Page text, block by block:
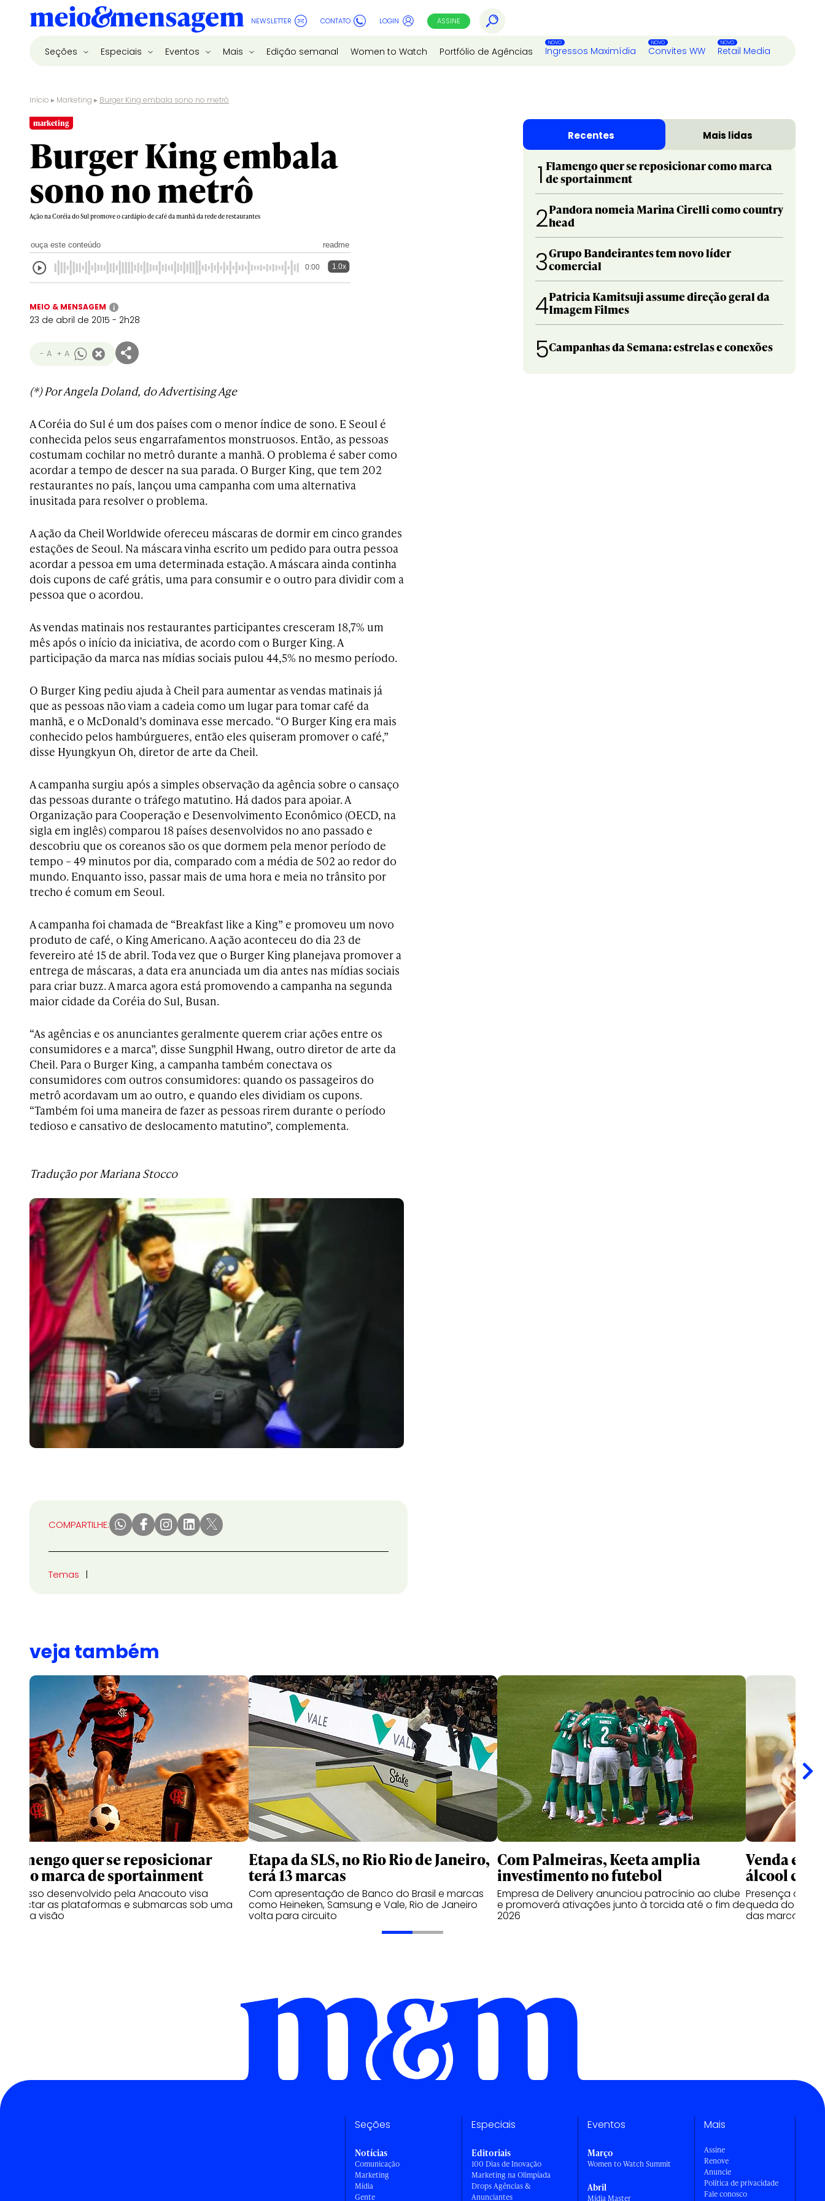
NEWSLETTER CONTATO LOGIN ASSINE
Seções Especiais Eventos Mais Edição semanal Women to Watch Portfólio de Agências Ingressos Maximídia Convites WW Retail Media
Início ▸ Marketing ▸ Burger King embala sono no metrô
marketing
Burger King embala
sono no metrô
Ação na Coréia do Sul promove o cardápio de café da manhã da rede de restaurantes
ouça este conteúdo readme
0:00 1.0x
MEIO & MENSAGEM i
23 de abril de 2015 - 2h28
- A + A
(*) Por Angela Doland, do Advertising Age
A Coréia do Sul é um dos países com o menor índice de sono. E Seoul é
conhecida pelos seus engarrafamentos monstruosos. Então, as pessoas
costumam cochilar no metrô durante a manhã. O problema é saber como
acordar a tempo de descer na sua parada. O Burger King, que tem 202
restaurantes no país, lançou uma campanha com uma alternativa
inusitada para resolver o problema.
A ação da Cheil Worldwide ofereceu máscaras de dormir em cinco grandes
estações de Seoul. Na máscara vinha escrito um pedido para outra pessoa
acordar a pessoa em uma determinada estação. A máscara ainda continha
dois cupons de café grátis, uma para consumir e o outro para dividir com a
pessoa que o acordou.
As vendas matinais nos restaurantes participantes cresceram 18,7% um
mês após o início da iniciativa, de acordo com o Burger King. A
participação da marca nas mídias sociais pulou 44,5% no mesmo período.
O Burger King pediu ajuda à Cheil para aumentar as vendas matinais já
que as pessoas não viam a cadeia como um lugar para tomar café da
manhã, e o McDonald’s dominava esse mercado. “O Burger King era mais
conhecido pelos hambúrgueres, então eles quiseram promover o café,”
disse Hyungkyun Oh, diretor de arte da Cheil.
A campanha surgiu após a simples observação da agência sobre o cansaço
das pessoas durante o tráfego matutino. Há dados para apoiar. A
Organização para Cooperação e Desenvolvimento Econômico (OECD, na
sigla em inglês) comparou 18 países desenvolvidos no ano passado e
descobriu que os coreanos são os que dormem pela menor período de
tempo – 49 minutos por dia, comparado com a média de 502 ao redor do
mundo. Enquanto isso, passar mais de uma hora e meia no trânsito por
trecho é comum em Seoul.
A campanha foi chamada de “Breakfast like a King” e promoveu um novo
produto de café, o King Americano. A ação aconteceu do dia 23 de
fevereiro até 15 de abril. Toda vez que o Burger King planejava promover a
entrega de máscaras, a data era anunciada um dia antes nas mídias sociais
para criar buzz. A marca agora está promovendo a campanha na segunda
maior cidade da Coréia do Sul, Busan.
“As agências e os anunciantes geralmente querem criar ações entre os
consumidores e a marca”, disse Sungphil Hwang, outro diretor de arte da
Cheil. Para o Burger King, a campanha também conectava os
consumidores com outros consumidores: quando os passageiros do
metrô acordavam um ao outro, e quando eles dividiam os cupons.
“Também foi uma maneira de fazer as pessoas rirem durante o período
tedioso e cansativo de deslocamento matutino”, complementa.
Tradução por Mariana Stocco
COMPARTILHE:
Temas
Recentes Mais lidas
1 Flamengo quer se reposicionar como marca
de sportainment
2Pandora nomeia Marina Cirelli como country
head
3Grupo Bandeirantes tem novo líder
comercial
4Patricia Kamitsuji assume direção geral da
Imagem Filmes
5Campanhas da Semana: estrelas e conexões
veja também
Flamengo quer se reposicionar
como marca de sportainment
Processo desenvolvido pela Anacouto visa
conectar as plataformas e submarcas sob uma
mesma visão
Etapa da SLS, no Rio Rio de Janeiro,
terá 13 marcas
Com apresentação de Banco do Brasil e marcas
como Heineken, Samsung e Vale, Rio de Janeiro
volta para circuito
Com Palmeiras, Keeta amplia
investimento no futebol
Empresa de Delivery anunciou patrocínio ao clube
e promoverá ativações junto à torcida até o fim de
2026
Venda e
álcool
Presença de
queda do
das marcas
Seções
Notícias
Comunicação
Marketing
Mídia
Gente
Especiais
Editoriais
100 Dias de Inovação
Marketing na Olimpíada
Drops Agências &
Anunciantes
Eventos
Março
Women to Watch Summit
Abril
Mídia Master
Mais
Assine
Renove
Anuncie
Política de privacidade
Fale conosco